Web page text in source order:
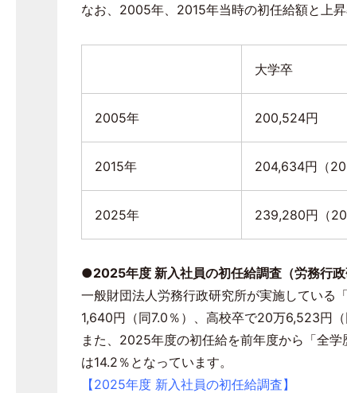
なお、 2005年、 2015年当時の初任給額と上
大学卒
2005年 200,524円
2015年 204,634円（
2025年 239,280円（
●2025年度 新入社員の初任給調査（労務行政
⼀般財団法⼈労務⾏政研究所が実施している「
1,640円（同7.0 ％）、⾼校卒で20万6,523円
また、 2025年度の初任給を前年度から「全
は14.2 ％となっています。
【2025年度 新入社員の初任給調査】